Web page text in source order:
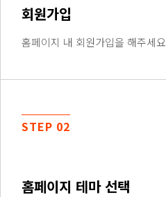
회원가입
홈페이지 내 회원가입을 해주세요
STEP 02
홈페이지 테마 선택